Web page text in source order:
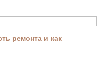
ремонта и как